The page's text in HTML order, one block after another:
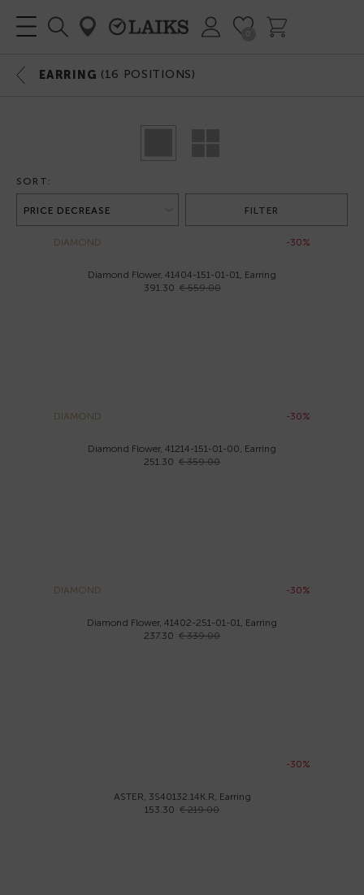
EARRING (16 POSITIONS)
SORT:
FILTER
DIAMOND -30%
Diamond Flower, 41404-151-01-01, Earring
391.30 € 559.00
DIAMOND -30%
Diamond Flower, 41214-151-01-00, Earring
251.30 € 359.00
DIAMOND -30%
Diamond Flower, 41402-251-01-01, Earring
237.30 € 339.00
-30%
ASTER, 3S40132.14K.R, Earring
153.30 € 219.00